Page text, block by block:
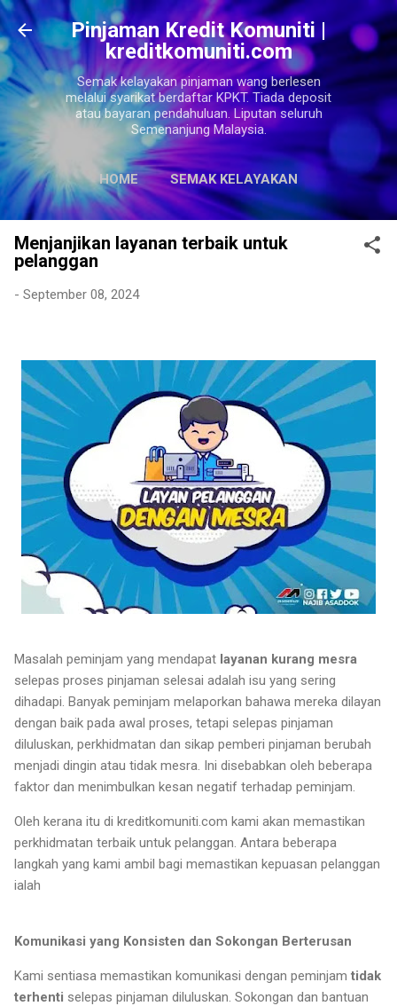
Langkau ke kandungan utama
Pinjaman Kredit Komuniti |
kreditkomuniti.com
Semak kelayakan pinjaman wang berlesen
melalui syarikat berdaftar KPKT. Tiada deposit
atau bayaran pendahuluan. Liputan seluruh
Semenanjung Malaysia.
HOME SEMAK KELAYAKAN
LAGI… SITEMAPS
Menjanjikan layanan terbaik untuk
pelanggan
- September 08, 2024
Masalah peminjam yang mendapat layanan kurang mesra
selepas proses pinjaman selesai adalah isu yang sering
dihadapi. Banyak peminjam melaporkan bahawa mereka dilayan
dengan baik pada awal proses, tetapi selepas pinjaman
diluluskan, perkhidmatan dan sikap pemberi pinjaman berubah
menjadi dingin atau tidak mesra. Ini disebabkan oleh beberapa
faktor dan menimbulkan kesan negatif terhadap peminjam.
Oleh kerana itu di kreditkomuniti.com kami akan memastikan
perkhidmatan terbaik untuk pelanggan. Antara beberapa
langkah yang kami ambil bagi memastikan kepuasan pelanggan
ialah
Komunikasi yang Konsisten dan Sokongan Berterusan
Kami sentiasa memastikan komunikasi dengan peminjam tidak
terhenti selepas pinjaman diluluskan. Sokongan dan bantuan